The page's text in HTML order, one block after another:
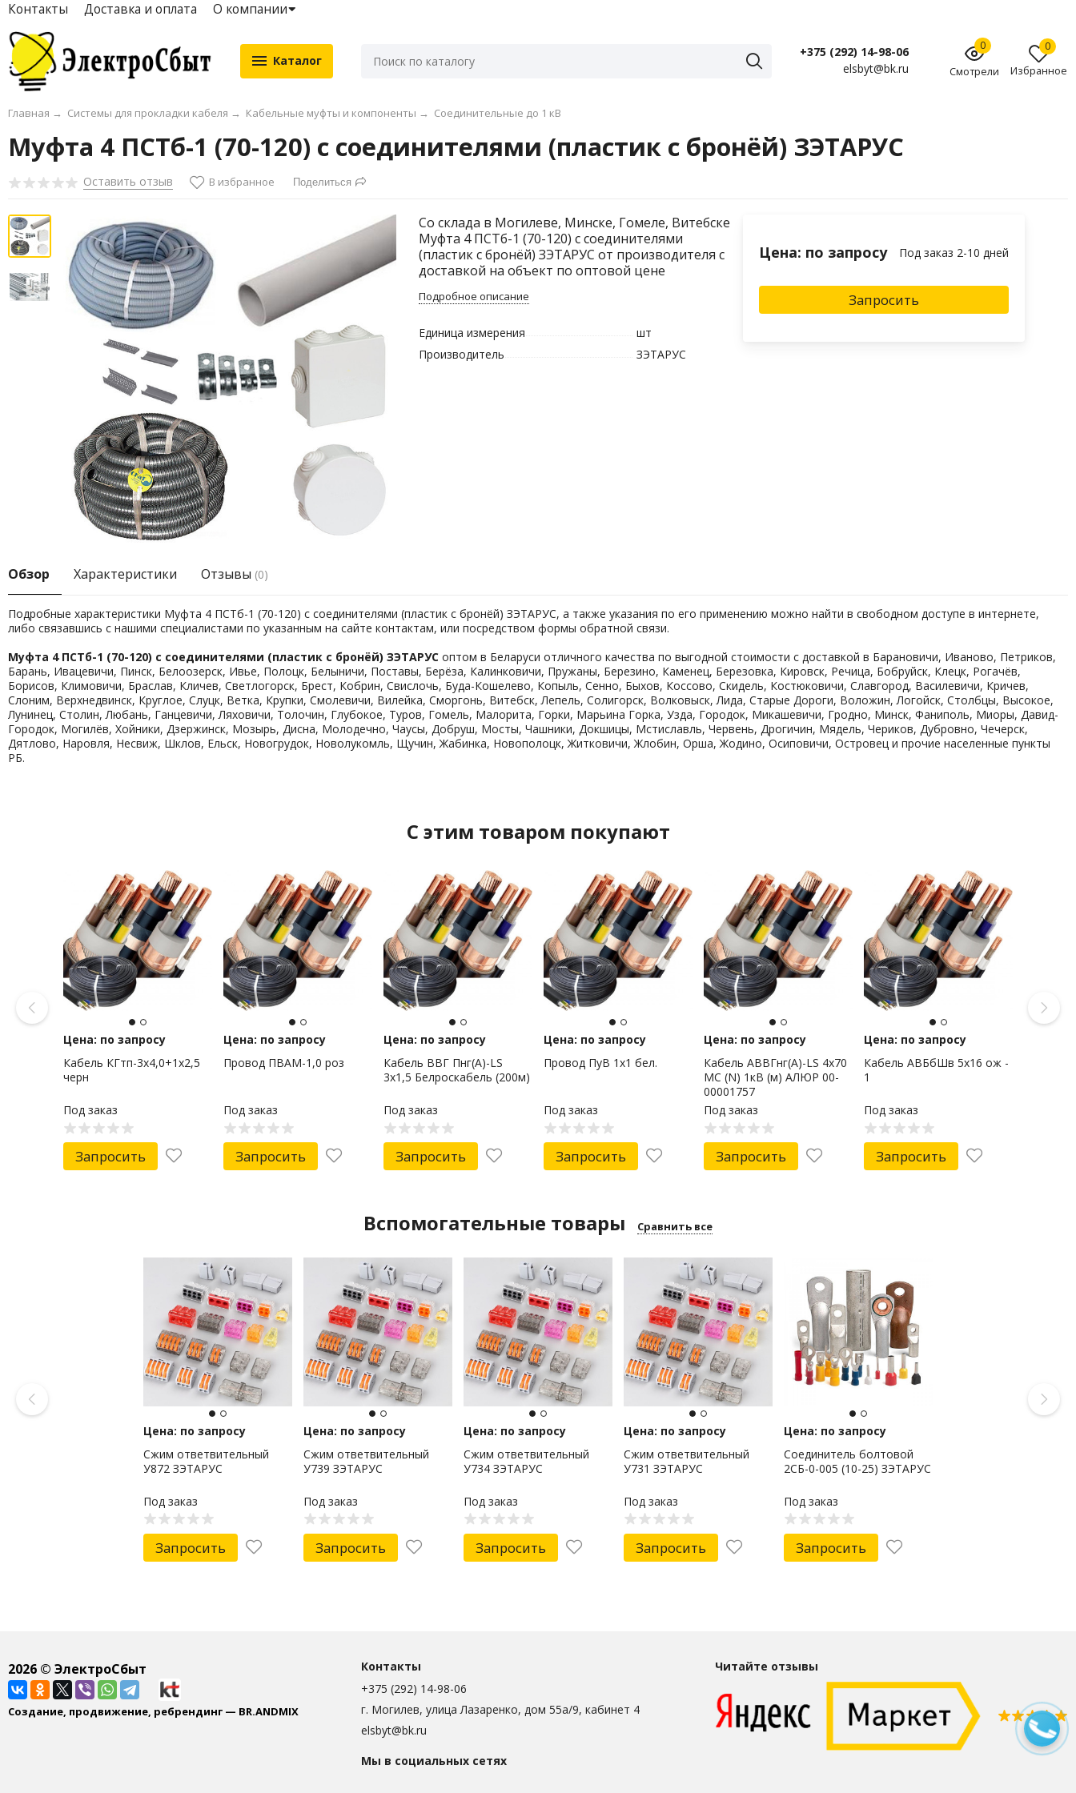
Контакты Доставка и оплата О компании
Каталог
+375 (292) 14-98-06
elsbyt@bk.ru
0
Смотрели
0
Избранное
Главная → Системы для прокладки кабеля → Кабельные муфты и компоненты → Соединительные до 1 кВ
Муфта 4 ПСТб-1 (70-120) с соединителями (пластик с бронёй) ЗЭТАРУС
Оставить отзыв В избранное Поделиться
Со склада в Могилеве, Минске, Гомеле, Витебске
Муфта 4 ПСТб-1 (70-120) с соединителями
(пластик с бронёй) ЗЭТАРУС от производителя с
доставкой на объект по оптовой цене
Подробное описание
Единица измерения
шт
Производитель
ЗЭТАРУС
Цена: по запросу Под заказ 2-10 дней
Запросить
Обзор Характеристики Отзывы (0)
Подробные характеристики Муфта 4 ПСТб-1 (70-120) с соединителями (пластик с бронёй) ЗЭТАРУС, а также указания по его применению можно найти в свободном доступе в интернете,
либо связавшись с нашими специалистами по указанным на сайте контактам, или посредством формы обратной связи.
Муфта 4 ПСТб-1 (70-120) с соединителями (пластик с бронёй) ЗЭТАРУСоптом в Беларуси отличного качества по выгодной стоимости с доставкой в Барановичи, Иваново, Петриков,
Барань, Ивацевичи, Пинск, Белоозерск, Ивье, Полоцк, Белыничи, Поставы, Берёза, Калинковичи, Пружаны, Березино, Каменец, Березовка, Кировск, Речица, Бобруйск, Клецк, Рогачёв,
Борисов, Климовичи, Браслав, Кличев, Светлогорск, Брест, Кобрин, Свислочь, Буда-Кошелево, Копыль, Сенно, Быхов, Коссово, Скидель, Костюковичи, Славгород, Василевичи, Кричев,
Слоним, Верхнедвинск, Круглое, Слуцк, Ветка, Крупки, Смолевичи, Вилейка, Сморгонь, Витебск, Лепель, Солигорск, Волковыск, Лида, Старые Дороги, Воложин, Логойск, Столбцы, Высокое,
Лунинец, Столин, Любань, Ганцевичи, Ляховичи, Толочин, Глубокое, Туров, Гомель, Малорита, Горки, Марьина Горка, Узда, Городок, Микашевичи, Гродно, Минск, Фаниполь, Миоры, Давид-
Городок, Могилёв, Хойники, Дзержинск, Мозырь, Дисна, Молодечно, Чаусы, Добруш, Мосты, Чашники, Докшицы, Мстиславль, Червень, Дрогичин, Мядель, Чериков, Дубровно, Чечерск,
Дятлово, Наровля, Несвиж, Шклов, Ельск, Новогрудок, Новолукомль, Щучин, Жабинка, Новополоцк, Житковичи, Жлобин, Орша, Жодино, Осиповичи, Островец и прочие населенные пункты
РБ.
C этим товаром покупают
Цена: по запросу
Кабель КГтп-3х4,0+1х2,5
черн
Под заказ
Запросить
Цена: по запросу
Провод ПВАМ-1,0 роз
Под заказ
Запросить
Цена: по запросу
Кабель ВВГ Пнг(А)-LS
3х1,5 Белроскабель (200м)
Под заказ
Запросить
Цена: по запросу
Провод ПуВ 1х1 бел.
Под заказ
Запросить
Цена: по запросу
Кабель АВВГнг(А)-LS 4х70
МС (N) 1кВ (м) АЛЮР 00-
00001757
Под заказ
Запросить
Цена: по запросу
Кабель АВБбШв 5х16 ож -
1
Под заказ
Запросить
Вспомогательные товары Сравнить все
Цена: по запросу
Сжим ответвительный
У872 ЗЭТАРУС
Под заказ
Запросить
Цена: по запросу
Сжим ответвительный
У739 ЗЭТАРУС
Под заказ
Запросить
Цена: по запросу
Сжим ответвительный
У734 ЗЭТАРУС
Под заказ
Запросить
Цена: по запросу
Сжим ответвительный
У731 ЗЭТАРУС
Под заказ
Запросить
Цена: по запросу
Соединитель болтовой
2СБ-0-005 (10-25) ЗЭТАРУС
Под заказ
Запросить
2026© ЭлектроСбыт
Создание, продвижение, ребрендинг — BR.ANDMIX
Контакты
+375 (292) 14-98-06
г. Могилев, улица Лазаренко, дом 55а/9, кабинет 4
elsbyt@bk.ru
Мы в социальных сетях
Читайте отзывы